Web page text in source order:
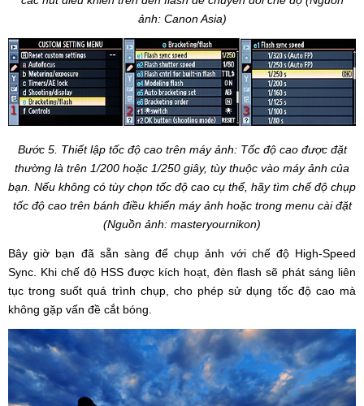
ảnh: Canon Asia)
Bước 5. Thiết lập tốc độ cao trên máy ảnh: Tốc độ cao được đặt
thường là trên 1/200 hoặc 1/250 giây, tùy thuộc vào máy ảnh của
bạn. Nếu không có tùy chọn tốc độ cao cụ thể, hãy tìm chế độ chụp
tốc độ cao trên bánh điều khiển máy ảnh hoặc trong menu cài đặt
(Nguồn ảnh: masteryournikon)
Bây giờ bạn đã sẵn sàng để chụp ảnh với chế độ High-Speed
Sync. Khi chế độ HSS được kích hoạt, đèn flash sẽ phát sáng liên
tục trong suốt quá trình chụp, cho phép sử dụng tốc độ cao mà
không gặp vấn đề cắt bóng.